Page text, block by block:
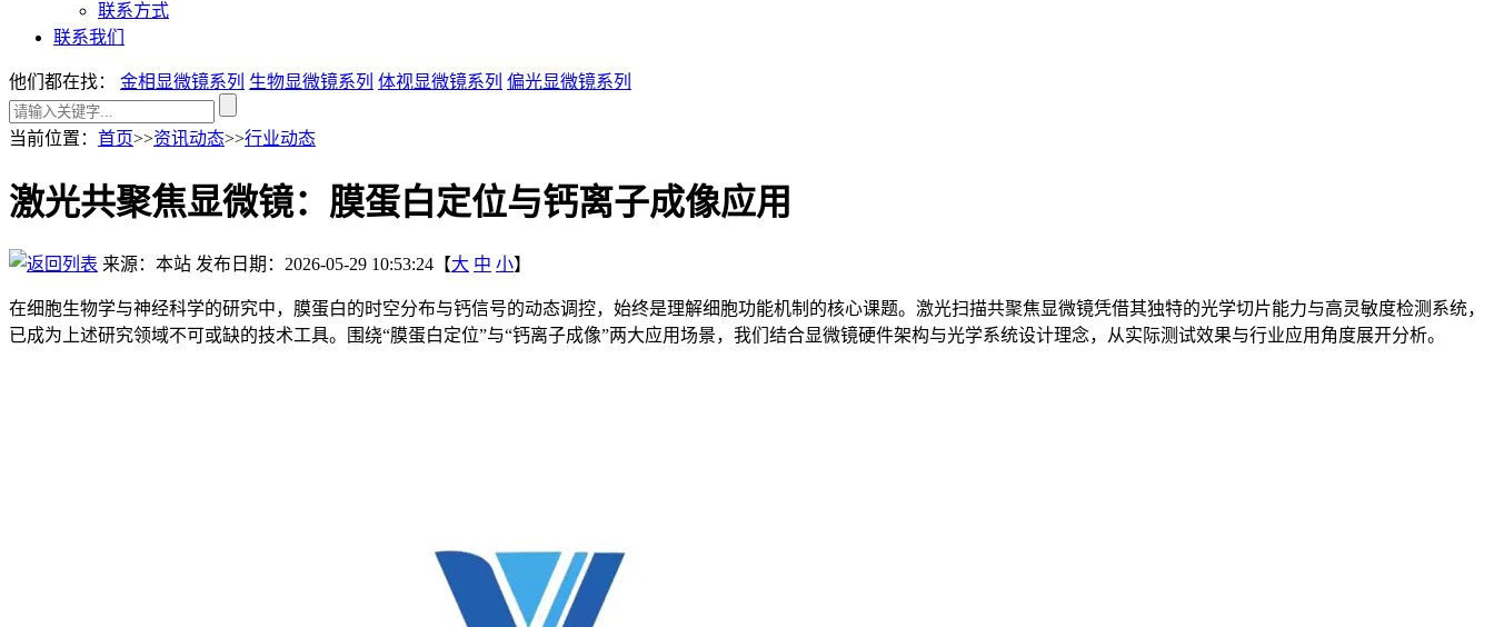
联系方式
联系我们
他们都在找： 金相显微镜系列 生物显微镜系列 体视显微镜系列 偏光显微镜系列
当前位置 ： 首页>>资讯动态>>行业动态
激光共聚焦显微镜：膜蛋白定位与钙离子成像应用
来源：本站 发布日期：2026-05-29 10:53:24【大 中 小】
在细胞生物学与神经科学的研究中，膜蛋白的时空分布与钙信号的动态调控，始终是理解细胞功能机制的核心课题。激光扫描共聚焦显微镜凭借其独特的光学切片能力与高灵敏度检测系统，
已成为上述研究领域不可或缺的技术工具。围绕“膜蛋白定位”与“钙离子成像”两大应用场景，我们结合显微镜硬件架构与光学系统设计理念，从实际测试效果与行业应用角度展开分析。